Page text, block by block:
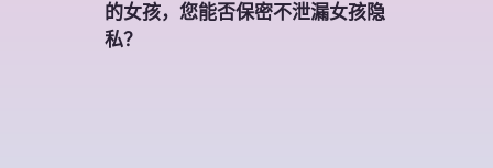
的女孩，您能否保密不泄漏女孩隐
私？